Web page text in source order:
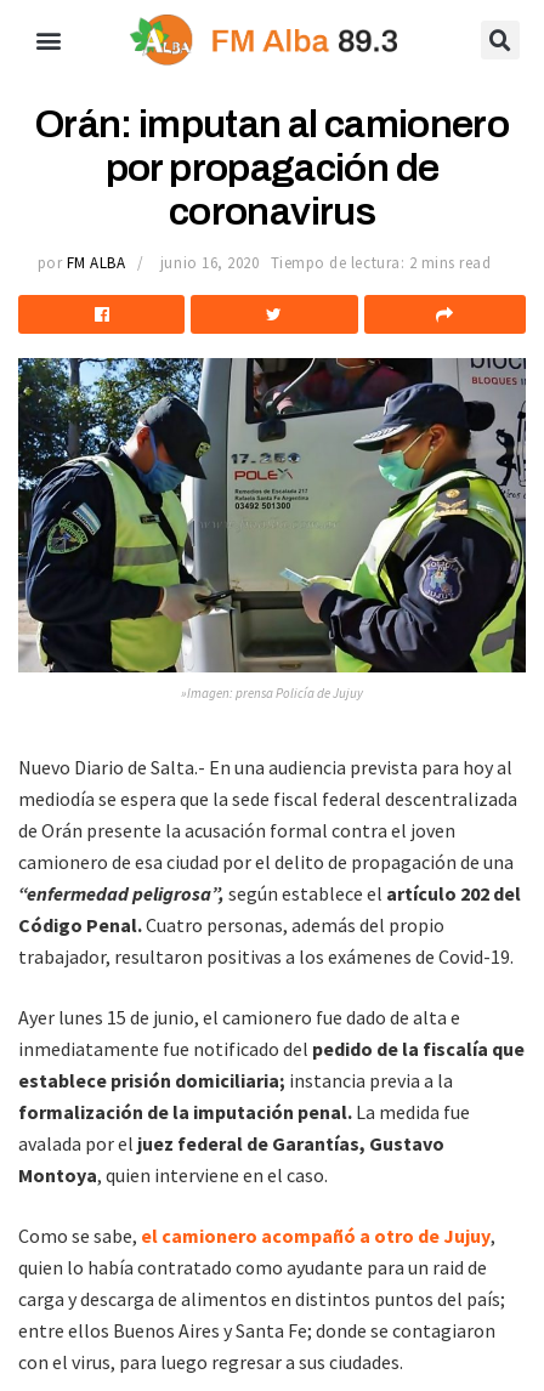
Orán: imputan al camionero
por propagación de
coronavirus
por FM ALBA junio 16, 2020 Tiempo de lectura: 2 mins read
»Imagen: prensa Policía de Jujuy
Nuevo Diario de Salta.- En una audiencia prevista para hoy al
mediodía se espera que la sede fiscal federal descentralizada
de Orán presente la acusación formal contra el joven
camionero de esa ciudad por el delito de propagación de una
“enfermedad peligrosa”, según establece el artículo 202 del
Código Penal.Cuatro personas, además del propio
trabajador, resultaron positivas a los exámenes de Covid-19.
Ayer lunes 15 de junio, el camionero fue dado de alta e
inmediatamente fue notificado del pedido de la fiscalía que
establece prisión domiciliaria; instancia previa a la
formalización de la imputación penal. La medida fue
avalada por el juez federal de Garantías, Gustavo
Montoya, quien interviene en el caso.
Como se sabe, el camionero acompañó a otro de Jujuy,
quien lo había contratado como ayudante para un raid de
carga y descarga de alimentos en distintos puntos del país;
entre ellos Buenos Aires y Santa Fe; donde se contagiaron
con el virus, para luego regresar a sus ciudades.